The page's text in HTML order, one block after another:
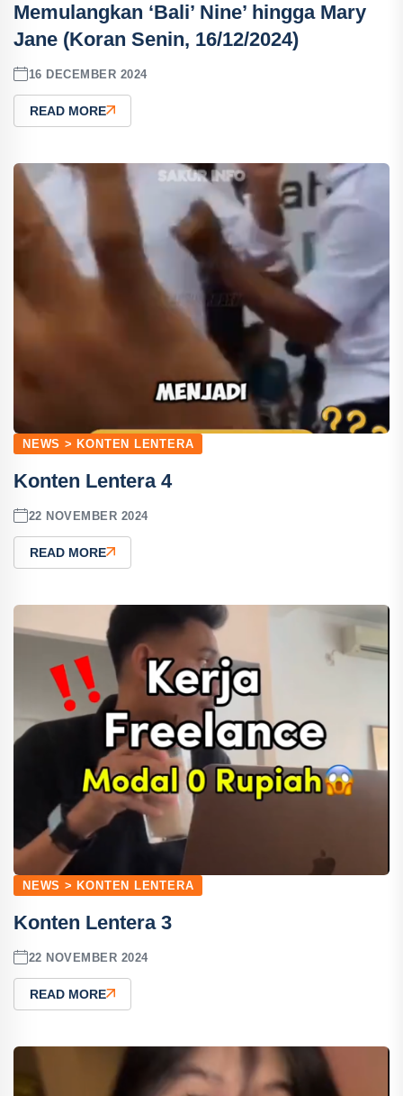
Memulangkan ‘Bali’ Nine’ hingga Mary
Jane (Koran Senin, 16/12/2024)
16 DECEMBER 2024
READ MORE
NEWS > KONTEN LENTERA
Konten Lentera 4
22 NOVEMBER 2024
READ MORE
NEWS > KONTEN LENTERA
Konten Lentera 3
22 NOVEMBER 2024
READ MORE